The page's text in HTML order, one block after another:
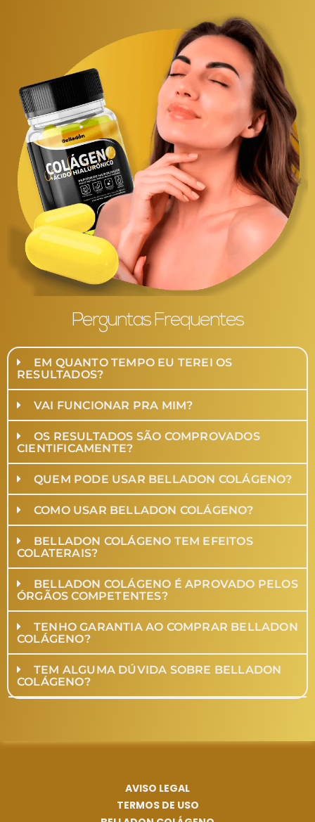
Perguntas Frequentes
EM QUANTO TEMPO EU TEREI OS
RESULTADOS?
VAI FUNCIONAR PRA MIM?
OS RESULTADOS SÃO COMPROVADOS
CIENTIFICAMENTE?
QUEM PODE USAR BELLADON COLÁGENO?
COMO USAR BELLADON COLÁGENO?
BELLADON COLÁGENO TEM EFEITOS
COLATERAIS?
BELLADON COLÁGENO É APROVADO PELOS
ÓRGÃOS COMPETENTES?
TENHO GARANTIA AO COMPRAR BELLADON
COLÁGENO?
TEM ALGUMA DÚVIDA SOBRE BELLADON
COLÁGENO?
AVISO LEGAL
TERMOS DE USO